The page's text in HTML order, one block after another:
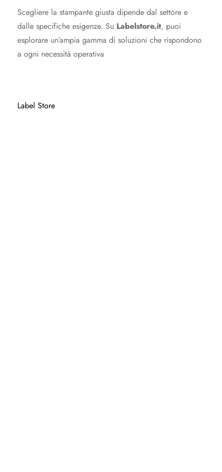
Scegliere la stampante giusta dipende dal settore e
dalle specifiche esigenze. Su Labelstore.it, puoi
esplorare un’ampia gamma di soluzioni che rispondono
a ogni necessità operativa​
Label Store